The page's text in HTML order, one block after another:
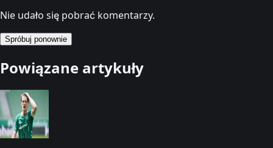
Nie udało się pobrać komentarzy.
Spróbuj ponownie
Powiązane artykuły